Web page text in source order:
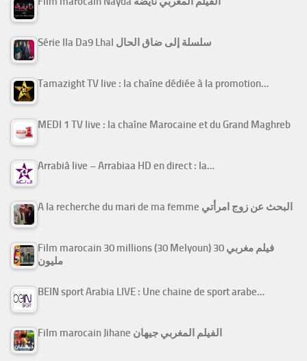
Série Ila Da9 Lhal سلسلة إلى ضاق الحال
Tamazight TV live : la chaîne dédiée à la promotion…
MEDI 1 TV live : la chaîne Marocaine et du Grand Maghreb
Arrabiâ live – Arrabiaa HD en direct : la…
A la recherche du mari de ma femme البحث عن زوج امرأتي
Film marocain 30 millions (30 Melyoun) فيلم مغربي 30
مليون
BEIN sport Arabia LIVE : Une chaine de sport arabe…
Film marocain Jihane الفيلم المغربي جيهان